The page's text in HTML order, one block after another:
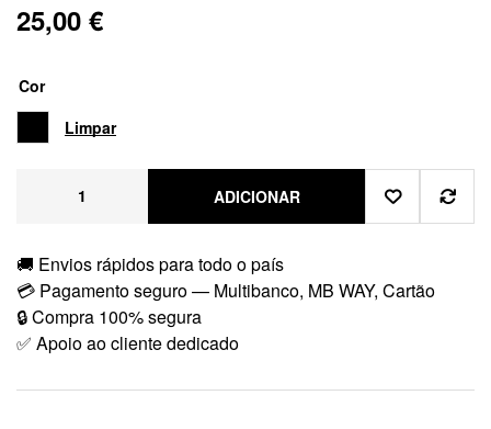
25,00 €
Cor
Limpar
ADICIONAR
🚚 Envios rápidos para todo o país
💳 Pagamento seguro — Multibanco, MB WAY, Cartão
🔒 Compra 100% segura
✅ Apoio ao cliente dedicado